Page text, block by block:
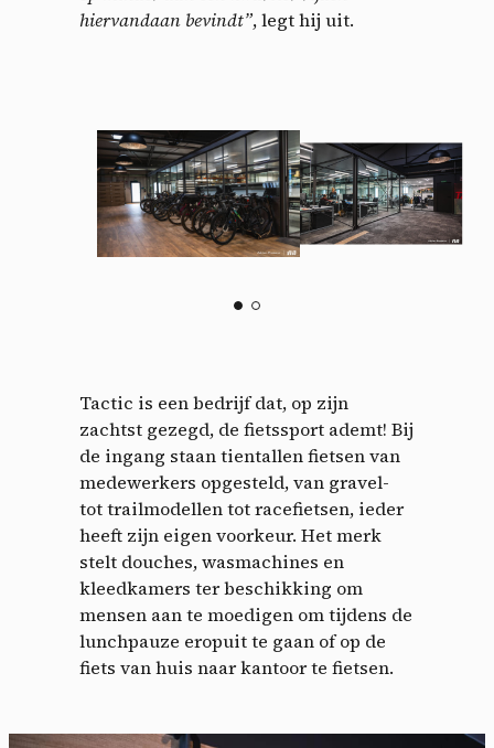
hiervandaan bevindt”, legt hij uit.
Tactic is een bedrijf dat, op zijn
zachtst gezegd, de fietssport ademt! Bij
de ingang staan ​​tientallen fietsen van
medewerkers opgesteld, van gravel-
tot trailmodellen tot racefietsen, ieder
heeft zijn eigen voorkeur. Het merk
stelt douches, wasmachines en
kleedkamers ter beschikking om
mensen aan te moedigen om tijdens de
lunchpauze eropuit te gaan of op de
fiets van huis naar kantoor te fietsen.